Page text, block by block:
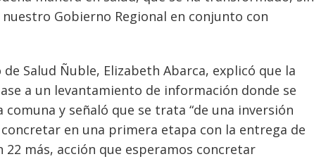
Gobierno Regional en conjunto con
Salud Ñuble, Elizabeth Abarca, explicó que la
a un levantamiento de información donde se
y señaló que se trata “de una inversión
en una primera etapa con la entrega de
más, acción que esperamos concretar